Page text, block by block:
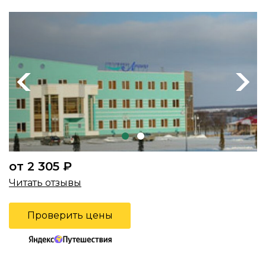
Previous Next
от 2 305 ₽
Читать отзывы
Проверить цены